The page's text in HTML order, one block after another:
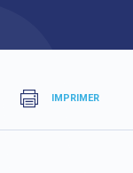
IMPRIMER